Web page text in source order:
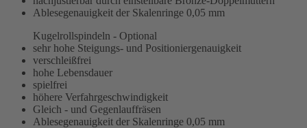
Ablesegenauigkeit der Skalenringe 0,05 mm
Kugelrollspindeln - Optional
sehr hohe Steigungs- und Positioniergenauigkeit
verschleißfrei
hohe Lebensdauer
spielfrei
höhere Verfahrgeschwindigkeit
Gleich - und Gegenlauffräsen
Ablesegenauigkeit der Skalenringe 0,05 mm